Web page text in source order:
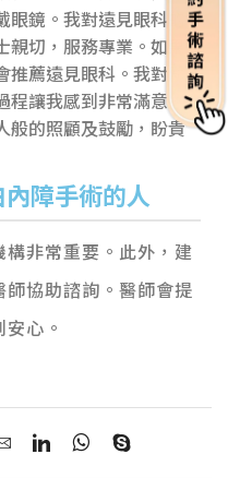
鏡。我對遠見眼科的
切，服務專業。如果
薦遠見眼科。我對醫
程讓我感到非常滿意。
般的照顧及鼓勵，盼貴
障手術的人
非常重要。此外，建
協助諮詢。醫師會提
心。